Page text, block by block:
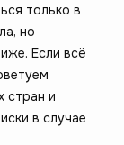
только в
но
Если всё
стран и
в случае